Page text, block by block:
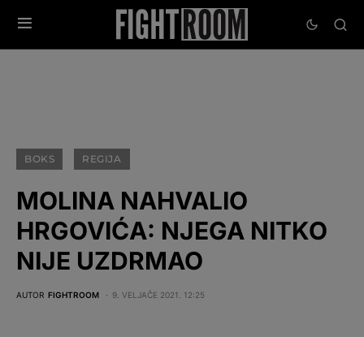
BOKS REGIJA
MOLINA NAHVALIO
HRGOVIĆA: NJEGA NITKO
NIJE UZDRMAO
AUTOR FIGHTROOM 9. VELJAČE 2021. 12:25